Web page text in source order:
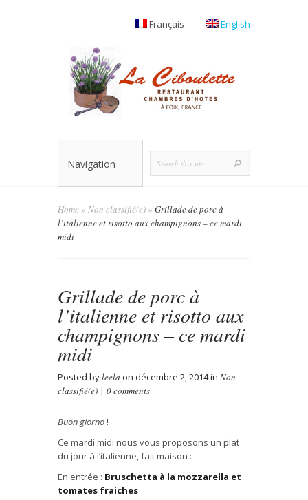
Français English
Navigation
Home » Non classifié(e)» Grillade de porc à
l’italienne et risotto aux champignons – ce mardi
midi
Grillade de porc à
l’italienne et risotto aux
champignons – ce mardi
midi
Posted byleela on décembre 2, 2014 in Non
classifié(e) | 0 comments
Buon giorno!
Ce mardi midi nous vous proposons un plat
du jour à l’italienne, fait maison :
En entrée : Bruschetta à la mozzarella et
tomates fraiches